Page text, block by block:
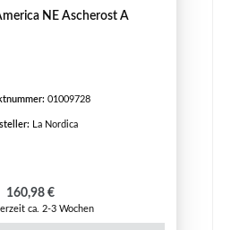
NE Ascherost A
01009728
La Nordica
Regulärer Preis:
160,98 €
ca. 2-3 Wochen